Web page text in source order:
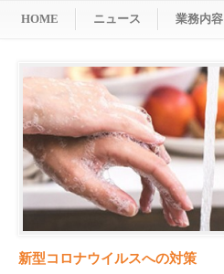
HOME ニュース 業務内容
新型コロナウイルスへの対策